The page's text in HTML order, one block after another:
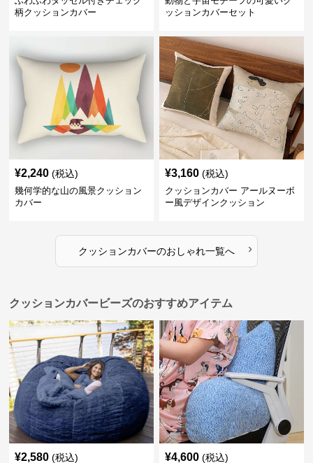
柄クッションカバー
ッションカバーセット
¥2,240 (税込)
幾何学的な山の風景クッション
カバー
¥3,160 (税込)
クッションカバー アールヌーボ
ー風デザインクッション
クッションカバーのおしゃれ一覧へ ›
クッションカバービーズのおすすめアイテム
¥2,580 (税込) ¥4,600 (税込)